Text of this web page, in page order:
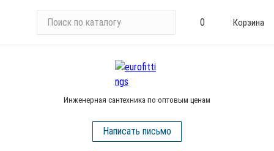
и
0 Корзина
Инженерная сантехника по оптовым ценам
Написать письмо